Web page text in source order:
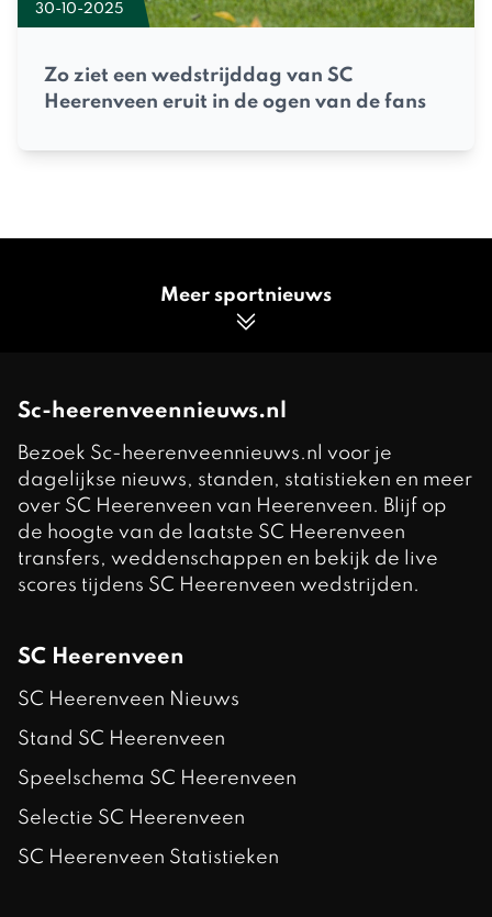
30-10-2025
Zo ziet een wedstrijddag van SC
Heerenveen eruit in de ogen van de fans
Meer sportnieuws
Sc-heerenveennieuws.nl
Bezoek Sc-heerenveennieuws.nl voor je
dagelijkse nieuws, standen, statistieken en meer
over SC Heerenveen van Heerenveen. Blijf op
de hoogte van de laatste SC Heerenveen
transfers, weddenschappen en bekijk de live
scores tijdens SC Heerenveen wedstrijden.
SC Heerenveen
SC Heerenveen Nieuws
Stand SC Heerenveen
Speelschema SC Heerenveen
Selectie SC Heerenveen
SC Heerenveen Statistieken